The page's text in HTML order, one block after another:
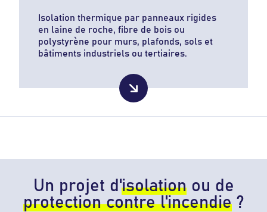
Isolation thermique par panneaux rigides
en laine de roche, fibre de bois ou
polystyrène pour murs, plafonds, sols et
bâtiments industriels ou tertiaires.
Un projet d'isolationou de
protection contre l'incendie?